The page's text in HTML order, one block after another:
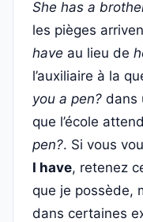
She has a
les pièges
have au lieu de
l’auxiliaire à la
you a pen? dans
que l’école
pen?. Si vous
I have, retenez
que je possède,
dans certaines